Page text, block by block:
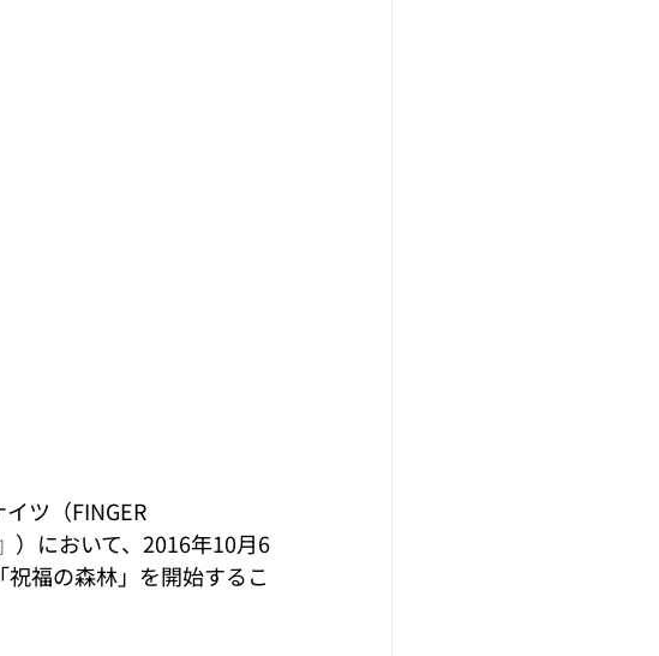
ツ（FINGER
）において、2016年10月6
福の森林」を開始するこ